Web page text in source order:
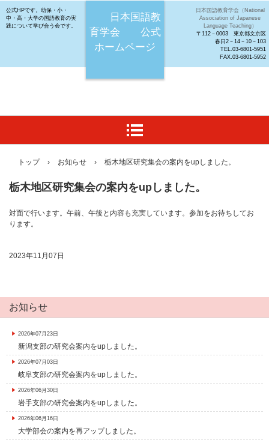
日本国語教
育学会 公式
ホームページ
公式HPです。幼保・小・
中・高・大学の国語教育の実
践について学び合う会です。
日本国語教育学会（National
Association of Japanese
Language Teaching）
〒112－0003 東京都文京区
春日2－14－10－103
TEL.03-6801-5951
FAX.03-6801-5952
トップ › お知らせ › 栃木地区研究集会の案内をupしました。
栃木地区研究集会の案内をupしました。
対面で行います。午前、午後と内容も充実しています。参加をお待ちしてお
ります。
2023年11月07日
お知らせ
2026年07月23日
新潟支部の研究会案内をupしました。
2026年07月03日
岐阜支部の研究会案内をupしました。
2026年06月30日
岩手支部の研究会案内をupしました。
2026年06月16日
大学部会の案内を再アップしました。